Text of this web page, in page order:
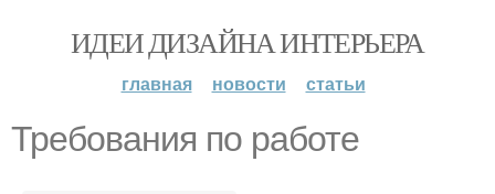
ИДЕИ ДИЗАЙНА ИНТЕРЬЕРА
главная новости статьи
Требования по работе